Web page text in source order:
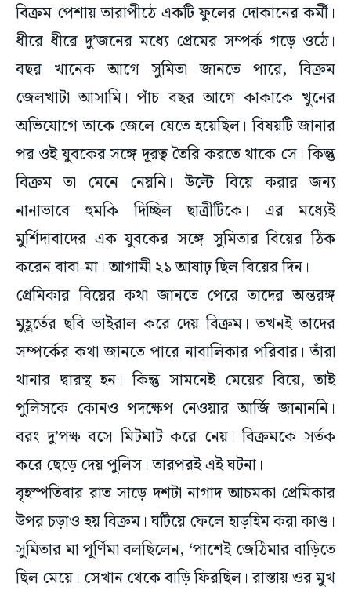
বিক্রম পেশায় তারাপীঠে একটি ফুলের দোকানের কর্মী।
ধীরে ধীরে দু’জনের মধ্যে প্রেমের সম্পর্ক গড়ে ওঠে।
বছর খানেক আগে সুমিতা জানতে পারে, বিক্রম
জেলখাটা আসামি। পাঁচ বছর আগে কাকাকে খুনের
অভিযোগে তাকে জেলে যেতে হয়েছিল। বিষয়টি জানার
পর ওই যুবকের সঙ্গে দূরত্ব তৈরি করতে থাকে সে। কিন্তু
বিক্রম তা মেনে নেয়নি। উল্টে বিয়ে করার জন্য
নানাভাবে হুমকি দিচ্ছিল ছাত্রীটিকে। এর মধ্যেই
মুর্শিদাবাদের এক যুবকের সঙ্গে সুমিতার বিয়ের ঠিক
করেন বাবা-মা। আগামী ২১ আষাঢ় ছিল বিয়ের দিন।
প্রেমিকার বিয়ের কথা জানতে পেরে তাদের অন্তরঙ্গ
মুহূর্তের ছবি ভাইরাল করে দেয় বিক্রম। তখনই তাদের
সম্পর্কের কথা জানতে পারে নাবালিকার পরিবার। তাঁরা
থানার দ্বারস্থ হন। কিন্তু সামনেই মেয়ের বিয়ে, তাই
পুলিসকে কোনও পদক্ষেপ নেওয়ার আর্জি জানাননি।
বরং দু’পক্ষ বসে মিটমাট করে নেয়। বিক্রমকে সর্তক
করে ছেড়ে দেয় পুলিস। তারপরই এই ঘটনা।
বৃহস্পতিবার রাত সাড়ে দশটা নাগাদ আচমকা প্রেমিকার
উপর চড়াও হয় বিক্রম। ঘটিয়ে ফেলে হাড়হিম করা কাণ্ড।
সুমিতার মা পূর্ণিমা বলছিলেন, ‘পাশেই জেঠিমার বাড়িতে
ছিল মেয়ে। সেখান থেকে বাড়ি ফিরছিল। রাস্তায় ওর মুখ